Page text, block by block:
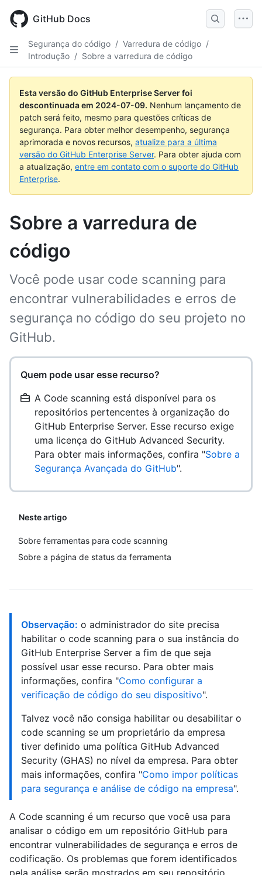
main
GitHub Docs
Segurança do código / Varredura de código /
Introdução / Sobre a varredura de código
Esta versão do GitHub Enterprise Server foi
descontinuada em 2024-07-09. Nenhum lançamento de
patch será feito, mesmo para questões críticas de
segurança. Para obter melhor desempenho, segurança
aprimorada e novos recursos, atualize para a última
versão do GitHub Enterprise Server. Para obter ajuda com
a atualização, entre em contato com o suporte do GitHub
Enterprise.
Sobre a varredura de
código
Você pode usar code scanning para
encontrar vulnerabilidades e erros de
segurança no código do seu projeto no
GitHub.
Quem pode usar esse recurso?
A Code scanning está disponível para os
repositórios pertencentes à organização do
GitHub Enterprise Server. Esse recurso exige
uma licença do GitHub Advanced Security.
Para obter mais informações, confira "Sobre a
Segurança Avançada do GitHub".
Neste artigo
Sobre ferramentas para code scanning
Sobre a página de status da ferramenta
Observação: o administrador do site precisa
habilitar o code scanning para o sua instância do
GitHub Enterprise Server a fim de que seja
possível usar esse recurso. Para obter mais
informações, confira "Como configurar a
verificação de código do seu dispositivo".
Talvez você não consiga habilitar ou desabilitar o
code scanning se um proprietário da empresa
tiver definido uma política GitHub Advanced
Security (GHAS) no nível da empresa. Para obter
mais informações, confira "Como impor políticas
para segurança e análise de código na empresa".
A Code scanning é um recurso que você usa para
analisar o código em um repositório GitHub para
encontrar vulnerabilidades de segurança e erros de
codificação. Os problemas que forem identificados
pela análise serão mostrados em seu repositório.